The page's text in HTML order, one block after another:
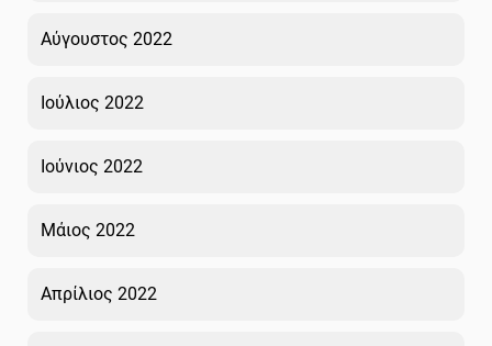
Αύγουστος 2022
Ιούλιος 2022
Ιούνιος 2022
Μάιος 2022
Απρίλιος 2022